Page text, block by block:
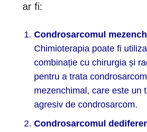
ar fi:
Condrosarcomul
Chimioterapia poate fi
combinație cu chirurgia și
pentru a trata
mezenchimal, care este un
agresiv de condrosarcom.
Condrosarcomul